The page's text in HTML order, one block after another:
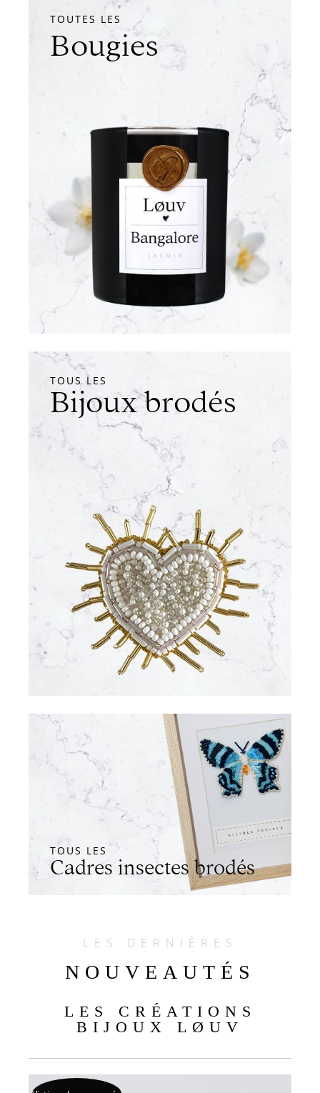
TOUTES LES
Bougies
TOUS LES
Bijoux brodés
TOUS LES
Cadres insectes brodés
LES DERNIÈRES
NOUVEAUTÉS
LES CRÉATIONS
BIJOUX LØUV